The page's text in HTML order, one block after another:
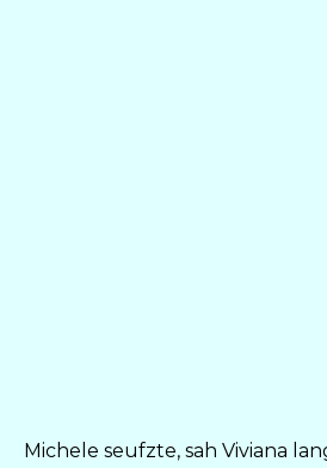
Michele seufzte, sah Viviana